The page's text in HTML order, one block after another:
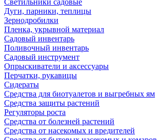
Светильники садовые
Дуги, парники, теплицы
Зернодробилки
Пленка, укрывной материал
Садовый инвентарь
Поливочный инвентарь
Садовый инструмент
Опрыскиватели и аксессуары
Перчатки, рукавицы
Сидераты
Средства для биотуалетов и выгребных ям
Средства защиты растений
Регуляторы роста
Средства от болезней растений
Средства от насекомых и вредителей